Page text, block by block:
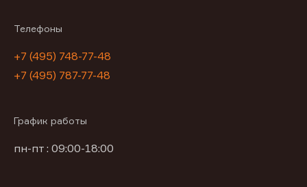
Телефоны
+7 (495) 748-77-48
+7 (495) 787-77-48
График работы
пн-пт : 09:00-18:00